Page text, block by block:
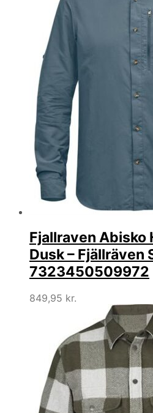
Fjallraven Abisko
Dusk – Fjällräven
7323450509972
849,95 kr.